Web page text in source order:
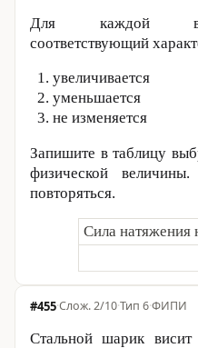
Для каждой
соответствующий
увеличивается
уменьшается
не изменяется
Запишите в таблицу
физической
повторяться.
Сила натяжения
#455· 2/10·Тип 6·ФИПИ
Стальной шарик висит